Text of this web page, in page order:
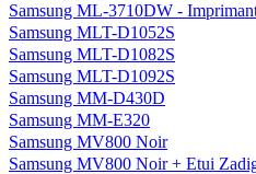
Samsung ML-3710DW -
Samsung MLT-D1052S
Samsung MLT-D1082S
Samsung MLT-D1092S
Samsung MM-D430D
Samsung MM-E320
Samsung MV800 Noir
Samsung MV800 Noir + Etui